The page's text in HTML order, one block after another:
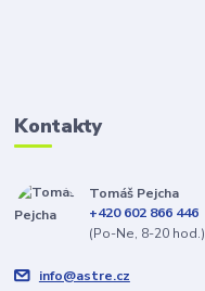
Kontakty
Tomáš Pejcha
+420 602 866 446
(Po-Ne, 8-20 hod.)
info@astre.cz